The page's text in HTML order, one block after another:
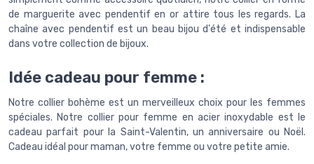
de marguerite avec pendentif en or attire tous les regards. La
chaîne avec pendentif est un beau bijou d'été et indispensable
dans votre collection de bijoux.
Idée cadeau pour femme :
Notre collier bohème est un merveilleux choix pour les femmes
spéciales. Notre collier pour femme en acier inoxydable est le
cadeau parfait pour la Saint-Valentin, un anniversaire ou Noël.
Cadeau idéal pour maman, votre femme ou votre petite amie.